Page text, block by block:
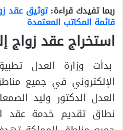
ربما تفيدك قراءة:توثيق عقد
قائمة المكاتب المعتمدة
استخراج عقد زواج
بدأت وزارة العدل
الإلكتروني في جميع
العدل الدكتور وليد
نطاق تقديم خدمة عقد